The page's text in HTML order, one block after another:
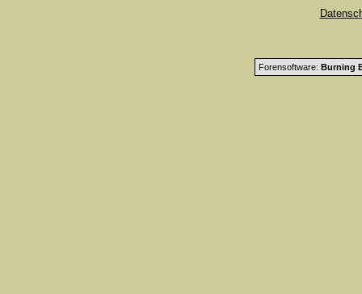
Forensoftware: Burning